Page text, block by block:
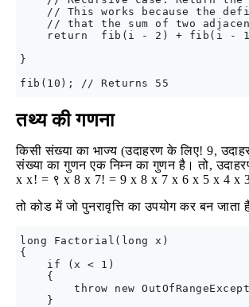
// This works because the
// that the sum of two
return  fib(i - 2) + fib(i -
}
तथ्य की गणना
किसी संख्या का भाज्य (उदाहरण के लिए! 9,
संख्या का गुणन एक निम्न का गुणन है। तो,
x x! = ९ x 8 x 7! = 9 x 8 x 7 x 6 x 5 x 4 x
तो कोड में जो पुनरावृत्ति का उपयोग कर बन जाता
long Factorial(long x)
{
    if (x < 1)
    {
throw new
    }